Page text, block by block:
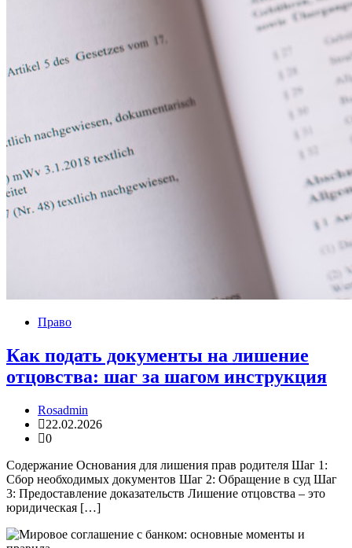
Право
Как подать документы на лишение
отцовства: шаг за шагом инструкция
Rosadmin
22.02.2026
0
Содержание Основания для лишения прав родителя Шаг 1:
Сбор необходимых документов Шаг 2: Обращение в суд Шаг
3: Предоставление доказательств Лишение отцовства – это
юридическая […]